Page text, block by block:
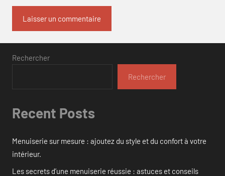
Rechercher
Rechercher
Recent Posts
Menuiserie sur mesure : ajoutez du style et du confort à votre
intérieur.
Les secrets d’une menuiserie réussie : astuces et conseils